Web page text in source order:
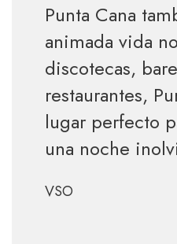
Punta Cana
animada vida
discotecas,
restaurantes,
lugar perfecto
una noche
VSO